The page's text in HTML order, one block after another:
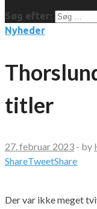
Søg efter:
Nyheder
titler
27. februar 2023 - by
ShareTweetShare
Der var ikke meget